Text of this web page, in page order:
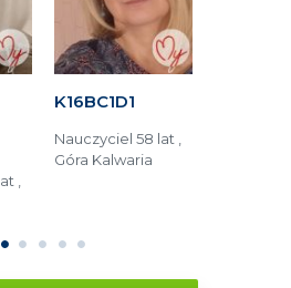
,
K16BC1D1
Nauczyciel 58 lat ,
Góra Kalwaria
1 2 3 4 5